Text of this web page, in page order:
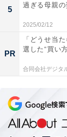
5
過ぎる母親
2025/02/12
PR
「どうせ当
選した“買い
合同会社デジタ